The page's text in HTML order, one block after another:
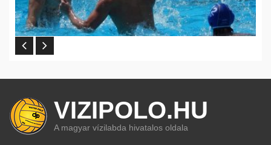
VIZIPOLO.HU
A magyar vízilabda hivatalos oldala